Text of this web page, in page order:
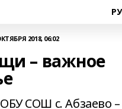
2018, 06:02
– важное
СОШ с. Абзаево –